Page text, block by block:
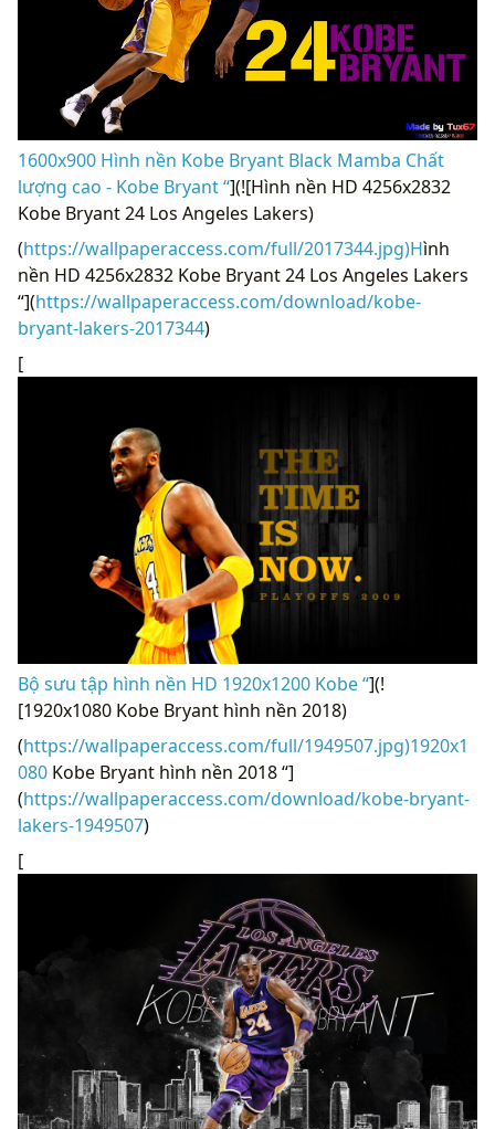
1600x900 Hình nền Kobe Bryant Black Mamba Chất
lượng cao - Kobe Bryant “](![Hình nền HD 4256x2832
Kobe Bryant 24 Los Angeles Lakers)
(https://wallpaperaccess.com/full/2017344.jpg)Hình
nền HD 4256x2832 Kobe Bryant 24 Los Angeles Lakers
“](https://wallpaperaccess.com/download/kobe-
bryant-lakers-2017344)
[
Bộ sưu tập hình nền HD 1920x1200 Kobe “](!
[1920x1080 Kobe Bryant hình nền 2018)
(https://wallpaperaccess.com/full/1949507.jpg)1920x1
080 Kobe Bryant hình nền 2018 “]
(https://wallpaperaccess.com/download/kobe-bryant-
lakers-1949507)
[